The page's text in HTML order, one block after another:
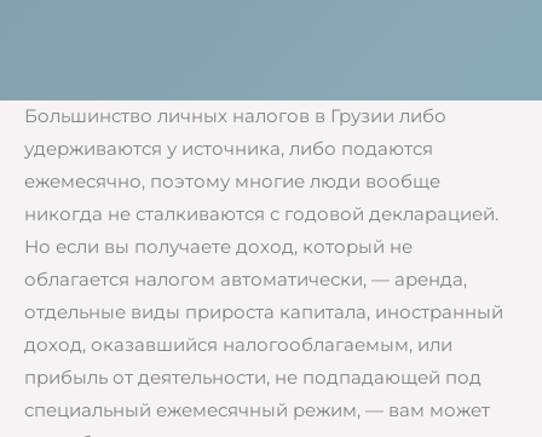
Большинство личных налогов в Грузии либо
удерживаются у источника, либо подаются
ежемесячно, поэтому многие люди вообще
никогда не сталкиваются с годовой декларацией.
Но если вы получаете доход, который не
облагается налогом автоматически, — аренда,
отдельные виды прироста капитала, иностранный
доход, оказавшийся налогооблагаемым, или
прибыль от деятельности, не подпадающей под
специальный ежемесячный режим, — вам может